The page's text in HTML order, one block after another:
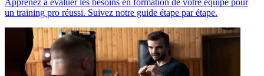
Apprenez à évaluer les besoins en formation de votre équipe pour
un training pro réussi. Suivez notre guide étape par étape.